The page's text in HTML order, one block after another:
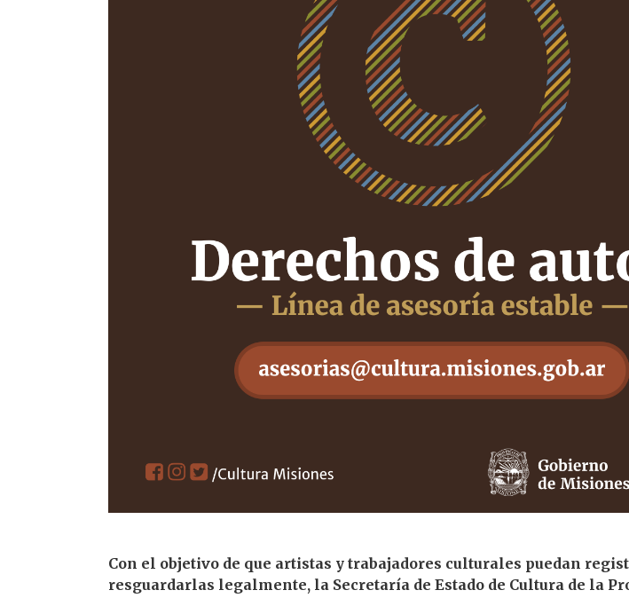
Con el objetivo de que artistas y trabajadores culturales puedan
resguardarlas legalmente, la Secretaría de Estado de Cultura de la